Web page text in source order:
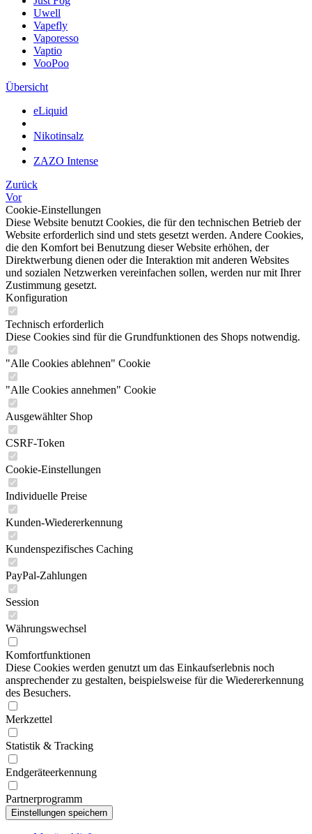
Uwell
Vapefly
Vaporesso
Vaptio
VooPoo
Übersicht
eLiquid
Nikotinsalz
ZAZO Intense
Zurück
Vor
Cookie-Einstellungen
Diese Website benutzt Cookies, die für den technischen Betrieb der
Website erforderlich sind und stets gesetzt werden. Andere Cookies,
die den Komfort bei Benutzung dieser Website erhöhen, der
Direktwerbung dienen oder die Interaktion mit anderen Websites
und sozialen Netzwerken vereinfachen sollen, werden nur mit Ihrer
Zustimmung gesetzt.
Konfiguration
Technisch erforderlich
Diese Cookies sind für die Grundfunktionen des Shops notwendig.
"Alle Cookies ablehnen" Cookie
"Alle Cookies annehmen" Cookie
Ausgewählter Shop
CSRF-Token
Cookie-Einstellungen
Individuelle Preise
Kunden-Wiedererkennung
Kundenspezifisches Caching
PayPal-Zahlungen
Session
Währungswechsel
Komfortfunktionen
Diese Cookies werden genutzt um das Einkaufserlebnis noch
ansprechender zu gestalten, beispielsweise für die Wiedererkennung
des Besuchers.
Merkzettel
Statistik & Tracking
Endgeräteerkennung
Partnerprogramm